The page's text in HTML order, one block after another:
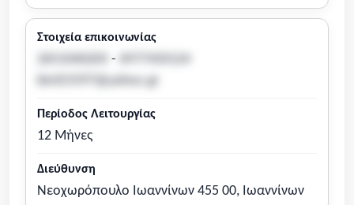
Στοιχεία επικοινωνίας
-
bird15597@yahoo.gr
Περίοδος Λειτουργίας
12 Μήνες
Διεύθυνση
Νεοχωρόπουλο Ιωαννίνων 455 00, Ιωαννίνων